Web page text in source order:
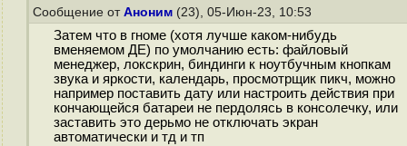
Сообщение от Аноним (23), 05-Июн-23, 10:53
Затем что в гноме (хотя лучше каком-нибудь
вменяемом ДЕ) по умолчанию есть: файловый
менеджер, локскрин, биндинги к ноутбучным кнопкам
звука и яркости, календарь, просмотрщик пикч, можно
например поставить дату или настроить действия при
кончающейся батареи не пердолясь в консолечку, или
заставить это дерьмо не отключать экран
автоматически и тд и тп